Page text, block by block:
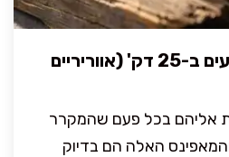
מאפינס ירקות משגעים ב-25 דק' (אווריריים
אליהם בכל פעם שהמקרר
האלה הם בדיוק